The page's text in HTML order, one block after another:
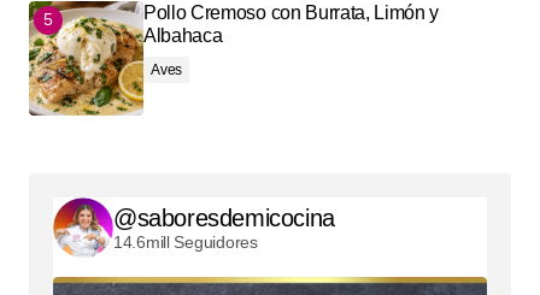
Pollo Cremoso con Burrata, Limón y
Albahaca
Aves
@saboresdemicocina
14.6mill Seguidores